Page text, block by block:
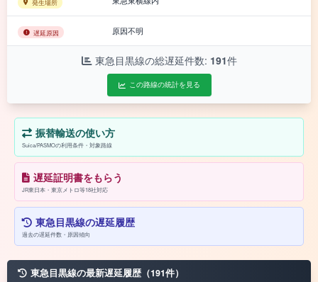
発生場所
遅延原因 原因不明
東急目黒線の総遅延件数: 191件
この路線の統計を見る
振替輸送の使い方
Suica/PASMOの利用条件・対象路線
遅延証明書をもらう
JR東日本・東京メトロ等18社対応
東急目黒線の遅延履歴
過去の遅延件数・原因傾向
東急目黒線の最新遅延履歴（191件）